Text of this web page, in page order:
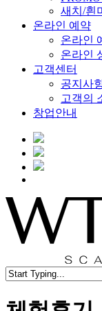
새치/흰
온라인 예약
온라인
온라인
고객센터
공지사
고객의
창업안내
Search